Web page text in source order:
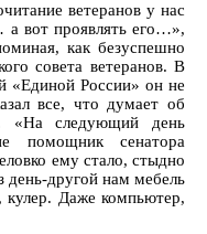
ветеранов у нас
вот проявлять его…»,
как безуспешно
совета ветеранов. В
«Единой России» он не
все, что думает об
«На следующий день
помощник сенатора
ему стало, стыдно
день-другой нам мебель
кулер. Даже компьютер,